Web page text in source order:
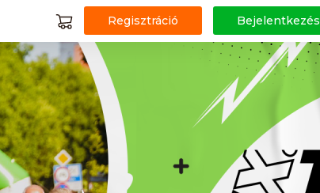
Regisztráció Bejelentkezés